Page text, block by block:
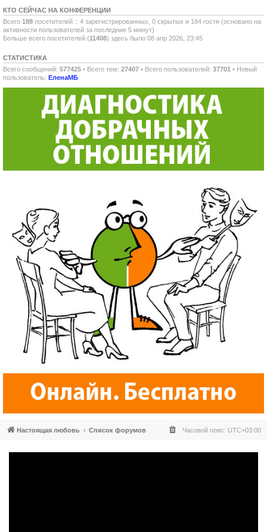
КТО СЕЙЧАС НА КОНФЕРЕНЦИИ
Всего 188 посетителей :: 4 зарегистрированных, 0 скрытых и 184 гостя (основано на
активности пользователей за последние 5 минут)
Больше всего посетителей (11408) здесь было 08 апр 2026, 23:45
СТАТИСТИКА
Всего сообщений: 577425 • Всего тем: 27407 • Всего пользователей: 37701 • Новый
пользователь: ЕленаМБ
Настоящая любовь Список форумов Часовой пояс: UTC+03:00